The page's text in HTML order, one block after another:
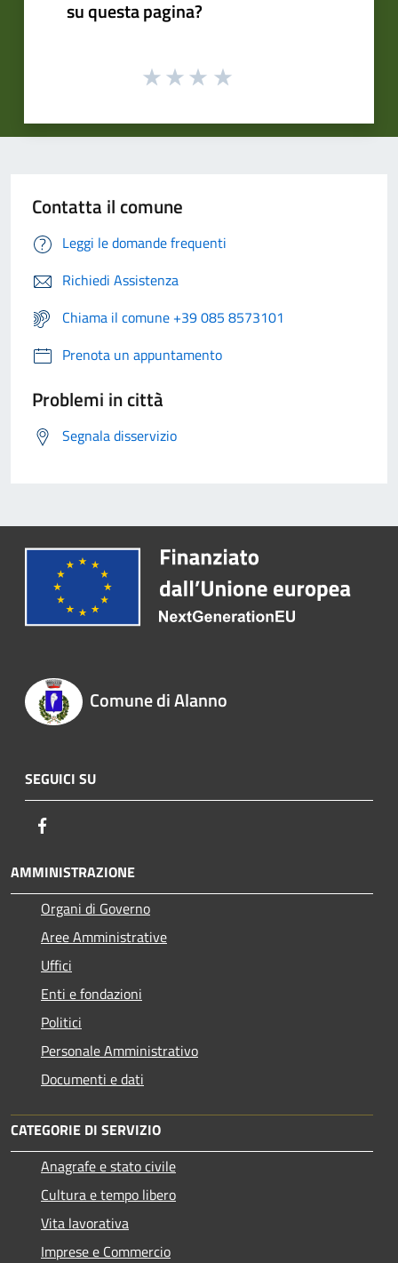
su questa pagina?
Contatta il comune
Leggi le domande frequenti
Richiedi Assistenza
Chiama il comune +39 085 8573101
Prenota un appuntamento
Problemi in città
Segnala disservizio
Comune di Alanno
SEGUICI SU
AMMINISTRAZIONE
Organi di Governo
Aree Amministrative
Uffici
Enti e fondazioni
Politici
Personale Amministrativo
Documenti e dati
CATEGORIE DI SERVIZIO
Anagrafe e stato civile
Cultura e tempo libero
Vita lavorativa
Imprese e Commercio